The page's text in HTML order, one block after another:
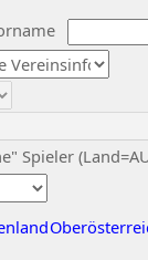
Spieler